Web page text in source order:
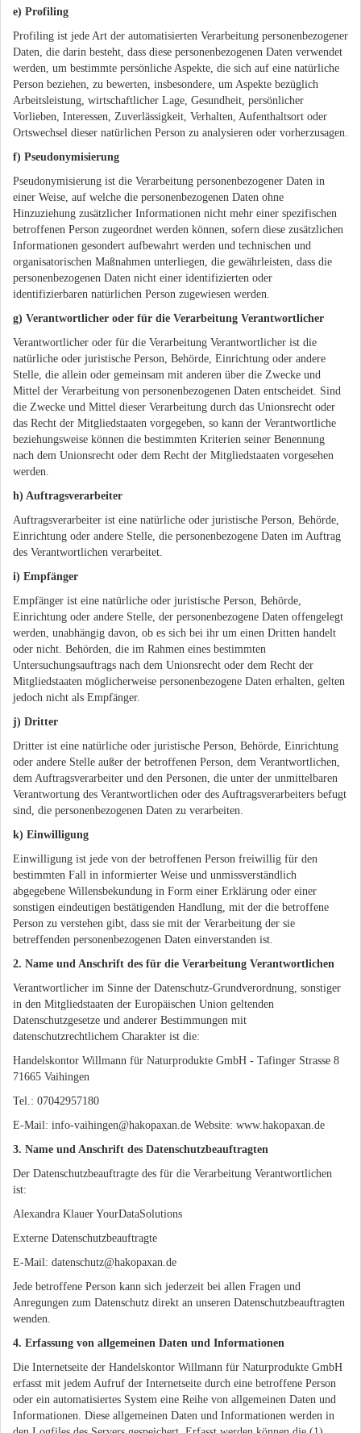
e) Profiling
Profiling ist jede Art der automatisierten Verarbeitung personenbezogener
Daten, die darin besteht, dass diese personenbezogenen Daten verwendet
werden, um bestimmte persönliche Aspekte, die sich auf eine natürliche
Person beziehen, zu bewerten, insbesondere, um Aspekte bezüglich
Arbeitsleistung, wirtschaftlicher Lage, Gesundheit, persönlicher
Vorlieben, Interessen, Zuverlässigkeit, Verhalten, Aufenthaltsort oder
Ortswechsel dieser natürlichen Person zu analysieren oder vorherzusagen.
f) Pseudonymisierung
Pseudonymisierung ist die Verarbeitung personenbezogener Daten in
einer Weise, auf welche die personenbezogenen Daten ohne
Hinzuziehung zusätzlicher Informationen nicht mehr einer spezifischen
betroffenen Person zugeordnet werden können, sofern diese zusätzlichen
Informationen gesondert aufbewahrt werden und technischen und
organisatorischen Maßnahmen unterliegen, die gewährleisten, dass die
personenbezogenen Daten nicht einer identifizierten oder
identifizierbaren natürlichen Person zugewiesen werden.
g) Verantwortlicher oder für die Verarbeitung Verantwortlicher
Verantwortlicher oder für die Verarbeitung Verantwortlicher ist die
natürliche oder juristische Person, Behörde, Einrichtung oder andere
Stelle, die allein oder gemeinsam mit anderen über die Zwecke und
Mittel der Verarbeitung von personenbezogenen Daten entscheidet. Sind
die Zwecke und Mittel dieser Verarbeitung durch das Unionsrecht oder
das Recht der Mitgliedstaaten vorgegeben, so kann der Verantwortliche
beziehungsweise können die bestimmten Kriterien seiner Benennung
nach dem Unionsrecht oder dem Recht der Mitgliedstaaten vorgesehen
werden.
h) Auftragsverarbeiter
Auftragsverarbeiter ist eine natürliche oder juristische Person, Behörde,
Einrichtung oder andere Stelle, die personenbezogene Daten im Auftrag
des Verantwortlichen verarbeitet.
i) Empfänger
Empfänger ist eine natürliche oder juristische Person, Behörde,
Einrichtung oder andere Stelle, der personenbezogene Daten offengelegt
werden, unabhängig davon, ob es sich bei ihr um einen Dritten handelt
oder nicht. Behörden, die im Rahmen eines bestimmten
Untersuchungsauftrags nach dem Unionsrecht oder dem Recht der
Mitgliedstaaten möglicherweise personenbezogene Daten erhalten, gelten
jedoch nicht als Empfänger.
j) Dritter
Dritter ist eine natürliche oder juristische Person, Behörde, Einrichtung
oder andere Stelle außer der betroffenen Person, dem Verantwortlichen,
dem Auftragsverarbeiter und den Personen, die unter der unmittelbaren
Verantwortung des Verantwortlichen oder des Auftragsverarbeiters befugt
sind, die personenbezogenen Daten zu verarbeiten.
k) Einwilligung
Einwilligung ist jede von der betroffenen Person freiwillig für den
bestimmten Fall in informierter Weise und unmissverständlich
abgegebene Willensbekundung in Form einer Erklärung oder einer
sonstigen eindeutigen bestätigenden Handlung, mit der die betroffene
Person zu verstehen gibt, dass sie mit der Verarbeitung der sie
betreffenden personenbezogenen Daten einverstanden ist.
2. Name und Anschrift des für die Verarbeitung Verantwortlichen
Verantwortlicher im Sinne der Datenschutz-Grundverordnung, sonstiger
in den Mitgliedstaaten der Europäischen Union geltenden
Datenschutzgesetze und anderer Bestimmungen mit
datenschutzrechtlichem Charakter ist die:
Handelskontor Willmann für Naturprodukte GmbH - Tafinger Strasse 8
71665 Vaihingen
Tel.: 07042957180
E-Mail: info-vaihingen@hakopaxan.de Website: www.hakopaxan.de
3. Name und Anschrift des Datenschutzbeauftragten
Der Datenschutzbeauftragte des für die Verarbeitung Verantwortlichen
ist:
Alexandra Klauer YourDataSolutions
Externe Datenschutzbeauftragte
E-Mail: datenschutz@hakopaxan.de
Jede betroffene Person kann sich jederzeit bei allen Fragen und
Anregungen zum Datenschutz direkt an unseren Datenschutzbeauftragten
wenden.
4. Erfassung von allgemeinen Daten und Informationen
Die Internetseite der Handelskontor Willmann für Naturprodukte GmbH
erfasst mit jedem Aufruf der Internetseite durch eine betroffene Person
oder ein automatisiertes System eine Reihe von allgemeinen Daten und
Informationen. Diese allgemeinen Daten und Informationen werden in